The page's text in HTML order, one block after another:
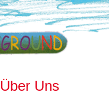
Über Uns